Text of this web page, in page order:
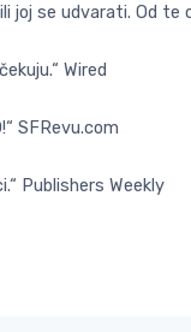
se udvarati. Od te
Wired
SFRevu.com
Publishers Weekly